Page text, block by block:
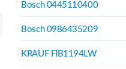
Bosch 0445110400
Bosch 0986435209
KRAUF FIB1194LW